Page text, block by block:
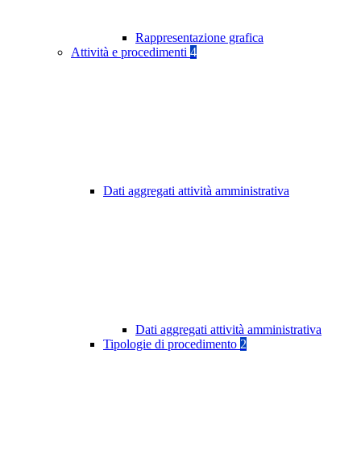
Rappresentazione grafica
Attività e procedimenti 4
Dati aggregati attività amministrativa
Dati aggregati attività amministrativa
Tipologie di procedimento 2